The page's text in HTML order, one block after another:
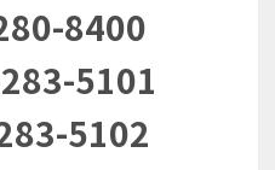
8400
5101
5102